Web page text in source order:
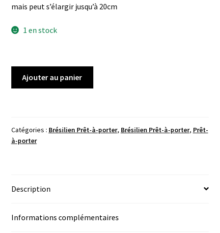
mais peut s’élargir jusqu’à 20cm
1 en stock
Bleu
Marine/Bleu
Ajouter au panier
Catégories : Brésilien Prêt-à-porter, Brésilien Prêt-à-porter, Prêt-
à-porter
Description
Informations complémentaires